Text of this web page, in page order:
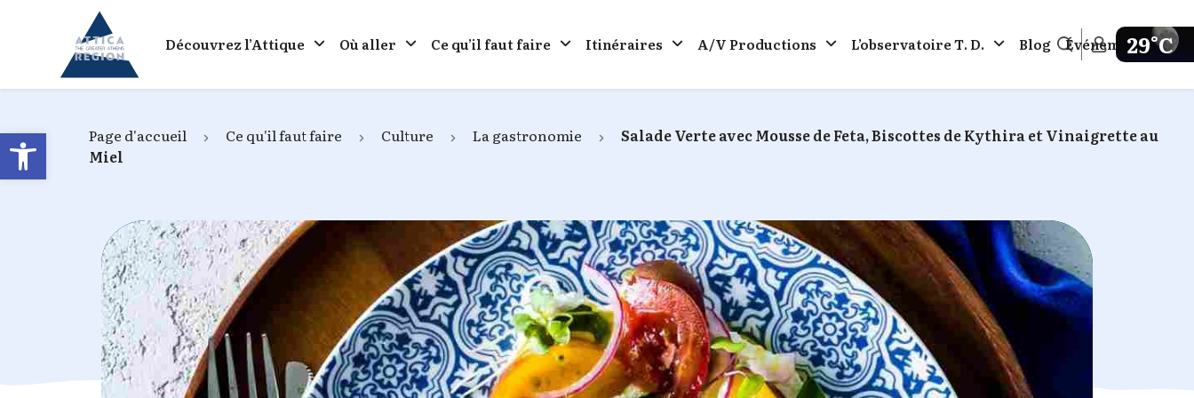
Open toolbar
Go to home
Découvrez l’Attique Où aller Ce qu’il faut faire Itinéraires A/V Productions L’observatoire Τ. D. Blog Événements29°C
Get
Page d'accueil Ce qu'il faut faire Culture La gastronomie
Salade Verte avec Mousse de Feta, Biscottes de Kythira et Vinaigrette au
Miel